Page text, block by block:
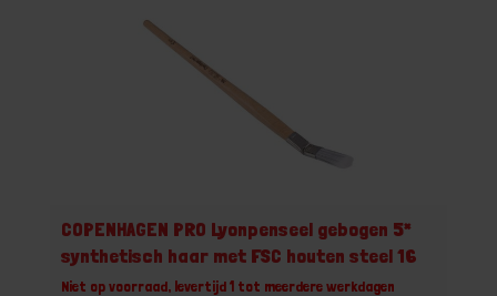
COPENHAGEN PRO Lyonpenseel gebogen 5*
synthetisch haar met FSC houten steel 16
Niet op voorraad, levertijd 1 tot meerdere werkdagen